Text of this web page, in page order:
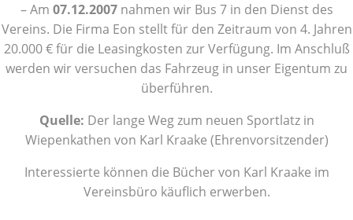
– Am 07.12.2007nahmen wir Bus 7 in den Dienst des
Vereins. Die Firma Eon stellt für den Zeitraum von 4. Jahren
20.000 € für die Leasingkosten zur Verfügung. Im Anschluß
werden wir versuchen das Fahrzeug in unser Eigentum zu
überführen.
Quelle: Der lange Weg zum neuen Sportlatz in
Wiepenkathen von Karl Kraake (Ehrenvorsitzender)
Interessierte können die Bücher von Karl Kraake im
Vereinsbüro käuflich erwerben.